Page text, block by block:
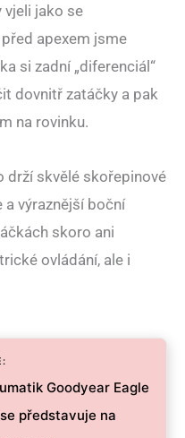
jako se
apexem jsme
si zadní „diferenciál“
dovnitř zatáčky a pak
na rovinku.
drží skvělé skořepinové
a výraznější boční
skoro ani
ovládání, ale i
Goodyear Eagle
představuje na